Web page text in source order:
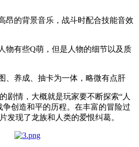
昂的背景音乐，战斗时配合技能音效
物有些Q萌，但是人物的细节以及质
、养成、抽卡为一体，略微有点肝
剧情，大概就是玩家要不断探索“人
争创造和平的历程。在丰富的冒险过
发现了龙族和人类的爱恨纠葛。